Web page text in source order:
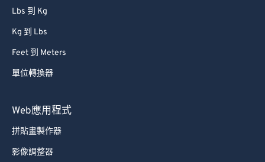
Lbs 到 Kg
Kg 到 Lbs
Feet 到 Meters
單位轉換器
Web應用程式
拼貼畫製作器
影像調整器